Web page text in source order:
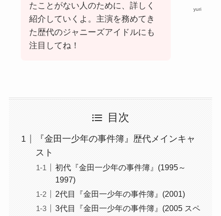
yuri
たことがない人のために、詳しく
紹介していくよ。主演を務めてき
た歴代のジャニーズアイドルにも
注目してね！
目次
『金田一少年の事件簿』歴代メインキャ
スト
初代『金田一少年の事件簿』(1995～
1997)
2代目『金田一少年の事件簿』(2001)
3代目『金田一少年の事件簿』(2005 スペ